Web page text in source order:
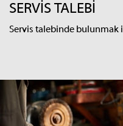
SERVİS TALEBİ
Servis talebinde bulunmak